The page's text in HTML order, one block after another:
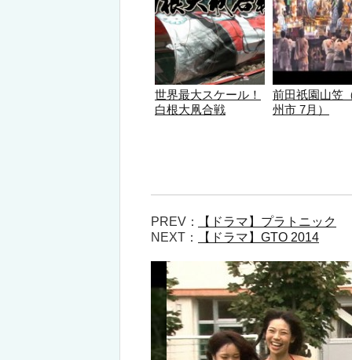
世界最大スケール！
白根大凧合戦
前田祇園山笠
州市 7月）
PREV：
【ドラマ】プラトニック
NEXT：
【ドラマ】GTO 2014